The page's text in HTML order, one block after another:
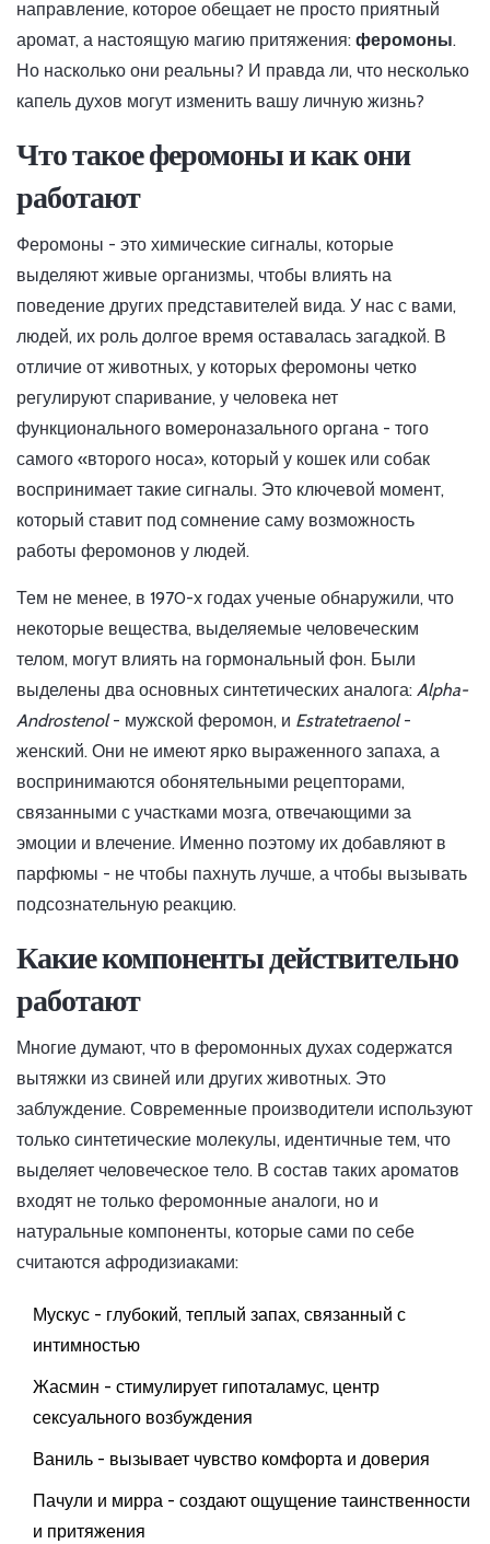
направление, которое обещает не просто приятный
аромат, а настоящую магию притяжения: феромоны.
Но насколько они реальны? И правда ли, что несколько
капель духов могут изменить вашу личную жизнь?
Что такое феромоны и как они
работают
Феромоны - это химические сигналы, которые
выделяют живые организмы, чтобы влиять на
поведение других представителей вида. У нас с вами,
людей, их роль долгое время оставалась загадкой. В
отличие от животных, у которых феромоны четко
регулируют спаривание, у человека нет
функционального вомероназального органа - того
самого «второго носа», который у кошек или собак
воспринимает такие сигналы. Это ключевой момент,
который ставит под сомнение саму возможность
работы феромонов у людей.
Тем не менее, в 1970-х годах ученые обнаружили, что
некоторые вещества, выделяемые человеческим
телом, могут влиять на гормональный фон. Были
выделены два основных синтетических аналога: Alpha-
Androstenol- мужской феромон, и Estratetraenol-
женский. Они не имеют ярко выраженного запаха, а
воспринимаются обонятельными рецепторами,
связанными с участками мозга, отвечающими за
эмоции и влечение. Именно поэтому их добавляют в
парфюмы - не чтобы пахнуть лучше, а чтобы вызывать
подсознательную реакцию.
Какие компоненты действительно
работают
Многие думают, что в феромонных духах содержатся
вытяжки из свиней или других животных. Это
заблуждение. Современные производители используют
только синтетические молекулы, идентичные тем, что
выделяет человеческое тело. В состав таких ароматов
входят не только феромонные аналоги, но и
натуральные компоненты, которые сами по себе
считаются афродизиаками:
Мускус - глубокий, теплый запах, связанный с
интимностью
Жасмин - стимулирует гипоталамус, центр
сексуального возбуждения
Ваниль - вызывает чувство комфорта и доверия
Пачули и мирра - создают ощущение таинственности
и притяжения